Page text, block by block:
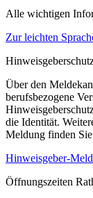
Alle wichtigen
Zur leichten
Über den
berufsbezogene
die Identität.
Meldung finden
Hinweisgeber-
Öffnungszeiten